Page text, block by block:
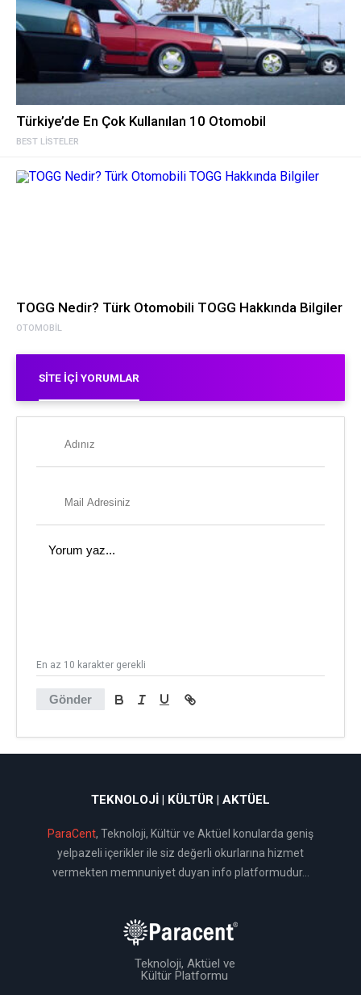
BEST LISTELER
Türkiye’de En Çok Kullanılan 10 Otomobil
OTOMOBIL
TOGG Nedir? Türk Otomobili TOGG Hakkında Bilgiler
SITE İÇI YORUMLAR
Gönder
En az 10 karakter gerekli
TEKNOLOJI | KÜLTÜR | AKTÜEL
ParaCent, Teknoloji, Kültür ve Aktüel konularda geniş
yelpazeli içerikler ile siz değerli okurlarına hizmet
vermekten memnuniyet duyan info platformudur...
Teknoloji, Aktüel ve
Kültür Platformu